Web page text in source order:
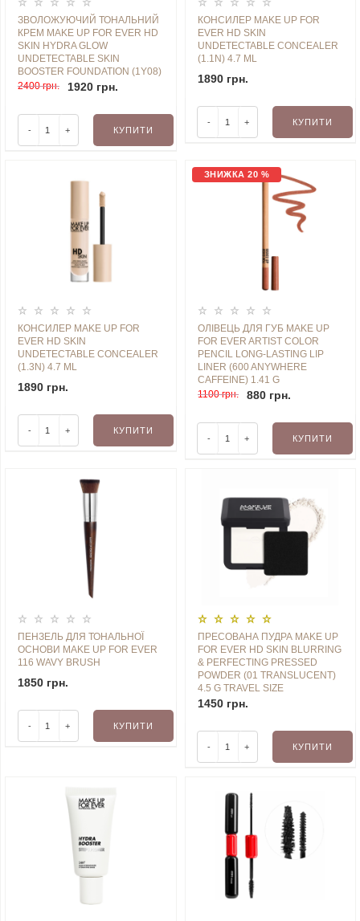
ЗВОЛОЖУЮЧИЙ ТОНАЛЬНИЙ
КРЕМ MAKE UP FOR EVER HD
SKIN HYDRA GLOW
UNDETECTABLE SKIN
BOOSTER FOUNDATION (1Y08)
30 ML
2400 грн. 1920 грн.
- + КУПИТИ
КОНСИЛЕР MAKE UP FOR
EVER HD SKIN
UNDETECTABLE CONCEALER
(1.1N) 4.7 ML
1890 грн.
- + КУПИТИ
КОНСИЛЕР MAKE UP FOR
EVER HD SKIN
UNDETECTABLE CONCEALER
(1.3N) 4.7 ML
1890 грн.
- + КУПИТИ
ЗНИЖКА 20 %
ОЛІВЕЦЬ ДЛЯ ГУБ MAKE UP
FOR EVER ARTIST COLOR
PENCIL LONG-LASTING LIP
LINER (600 ANYWHERE
CAFFEINE) 1.41 G
1100 грн.
880 грн.
- + КУПИТИ
ПЕНЗЕЛЬ ДЛЯ ТОНАЛЬНОЇ
ОСНОВИ MAKE UP FOR EVER
116 WAVY BRUSH
1850 грн.
- + КУПИТИ
ПРЕСОВАНА ПУДРА MAKE UP
FOR EVER HD SKIN BLURRING
& PERFECTING PRESSED
POWDER (01 TRANSLUCENT)
4.5 G TRAVEL SIZE
1450 грн.
- + КУПИТИ